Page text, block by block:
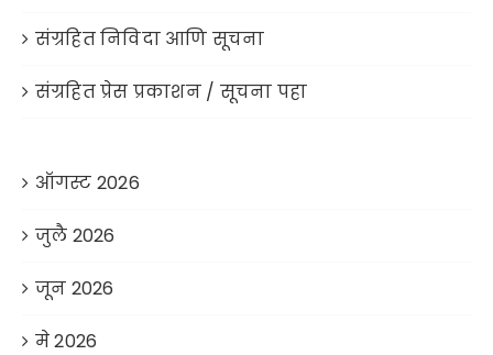
संग्रहित निविदा आणि सूचना
संग्रहित प्रेस प्रकाशन / सूचना पहा
ऑगस्ट 2026
जुलै 2026
जून 2026
मे 2026